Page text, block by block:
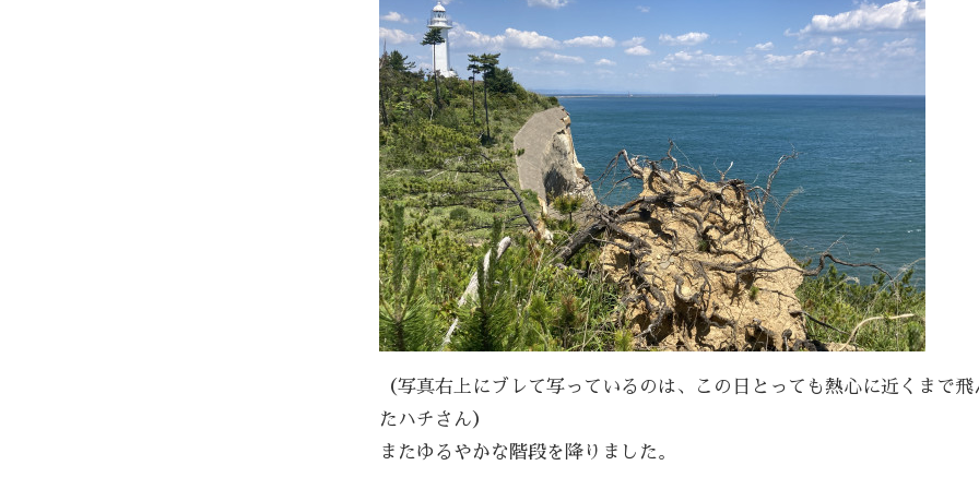
（写真右上にブレて写っているのは、この日とっても熱心に近くまで
たハチさん）
またゆるやかな階段を降りました。